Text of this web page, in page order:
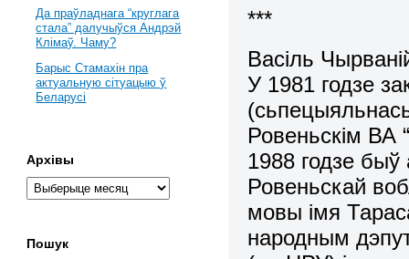
***
Васіль
У 1981 годзе
Ровеньскім ВА
1988 годзе быў
Ровеньскай
мовы імя
народным
Да праўладнага “круглага
стала” далучыўся Андрэй
Клімаў. Чаму?
Барыс Стамахін пра
актуальную сітуацыю ў
Беларусі
Архівы
Пошук